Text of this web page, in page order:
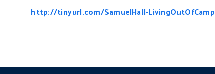
http://tinyurl.com/SamuelHall-LivingOutOfCamp